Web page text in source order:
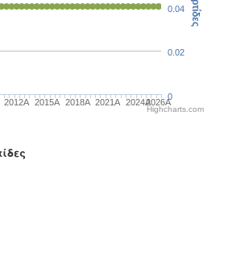
2012A 2015A 2018A 2021A 2024A2026A
0
0.02
0.04
Highcharts.com